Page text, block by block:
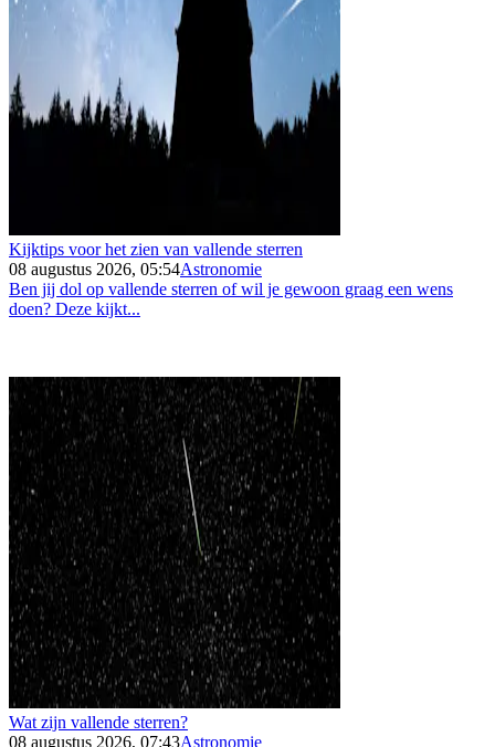
Kijktips voor het zien van vallende sterren
08 augustus 2026, 05:54Astronomie
Ben jij dol op vallende sterren of wil je gewoon graag een wens
doen? Deze kijkt...
Wat zijn vallende sterren?
08 augustus 2026, 07:43Astronomie